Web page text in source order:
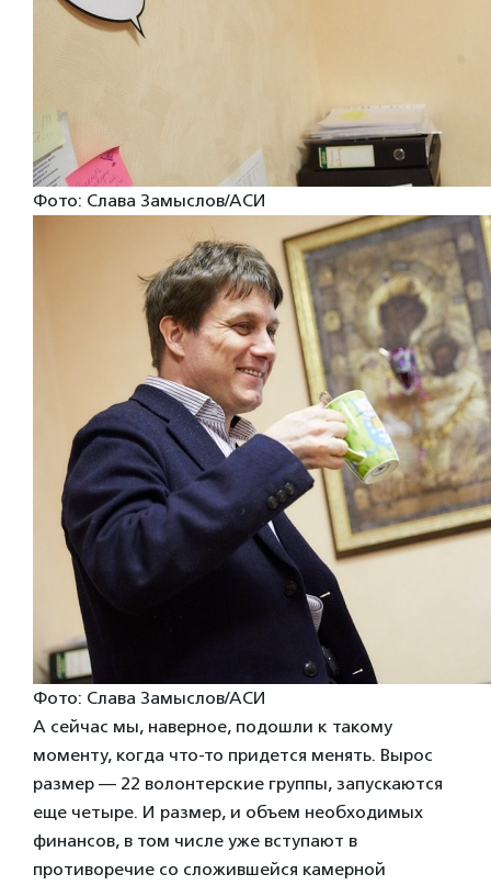
Фото: Слава Замыслов/АСИ
Фото: Слава Замыслов/АСИ
А сейчас мы, наверное, подошли к такому
моменту, когда что-то придется менять. Вырос
размер — 22 волонтерские группы, запускаются
еще четыре. И размер, и объем необходимых
финансов, в том числе уже вступают в
противоречие со сложившейся камерной